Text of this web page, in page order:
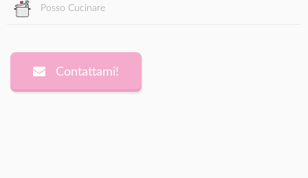
Posso Cucinare
Contattami!